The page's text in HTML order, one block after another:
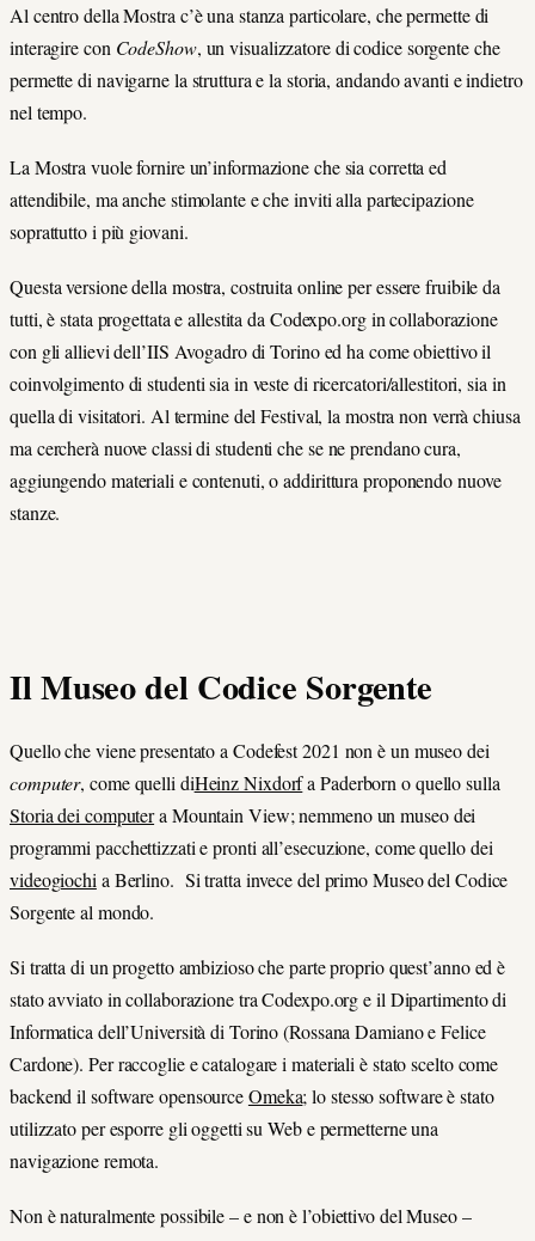
Al centro della Mostra c’è una stanza particolare, che permette di
interagire con CodeShow, un visualizzatore di codice sorgente che
permette di navigarne la struttura e la storia, andando avanti e indietro
nel tempo.
La Mostra vuole fornire un’informazione che sia corretta ed
attendibile, ma anche stimolante e che inviti alla partecipazione
soprattutto i più giovani.
Questa versione della mostra, costruita online per essere fruibile da
tutti, è stata progettata e allestita da Codexpo.org in collaborazione
con gli allievi dell’IIS Avogadro di Torino ed ha come obiettivo il
coinvolgimento di studenti sia in veste di ricercatori/allestitori, sia in
quella di visitatori. Al termine del Festival, la mostra non verrà chiusa
ma cercherà nuove classi di studenti che se ne prendano cura,
aggiungendo materiali e contenuti, o addirittura proponendo nuove
stanze.
Il Museo del Codice Sorgente
Quello che viene presentato a Codefest 2021 non è un museo dei
computer, come quelli diHeinz Nixdorfa Paderborn o quello sulla
Storia dei computera Mountain View; nemmeno un museo dei
programmi pacchettizzati e pronti all’esecuzione, come quello dei
videogiochi a Berlino. Si tratta invece del primo Museo del Codice
Sorgente al mondo.
Si tratta di un progetto ambizioso che parte proprio quest’anno ed è
stato avviato in collaborazione tra Codexpo.org e il Dipartimento di
Informatica dell’Università di Torino (Rossana Damiano e Felice
Cardone). Per raccoglie e catalogare i materiali è stato scelto come
backend il software opensourceOmeka; lo stesso software è stato
utilizzato per esporre gli oggetti su Web e permetterne una
navigazione remota.
Non è naturalmente possibile – e non è l’obiettivo del Museo –